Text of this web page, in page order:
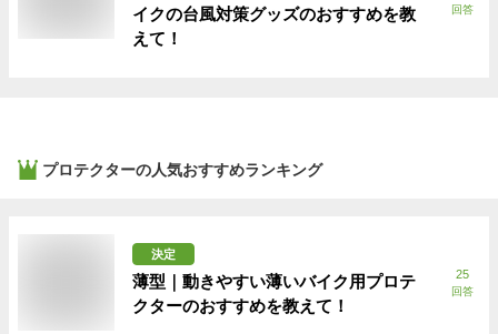
イクの台風対策グッズのおすすめを教
えて！
回答
プロテクターの人気おすすめランキング
決定
薄型｜動きやすい薄いバイク用プロテ
クターのおすすめを教えて！
25
回答